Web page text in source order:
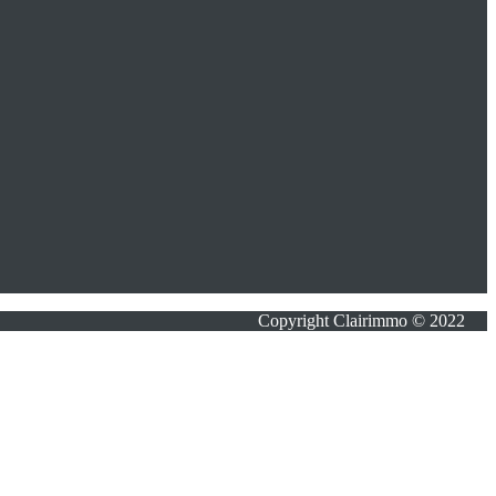
Copyright Clairimmo © 2022